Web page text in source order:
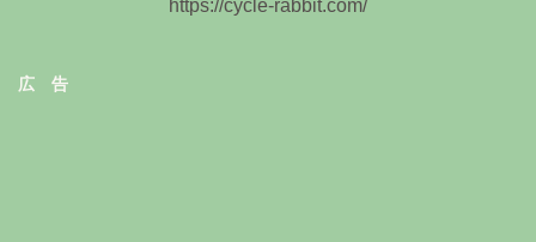
https://cycle-rabbit.com/
広 告